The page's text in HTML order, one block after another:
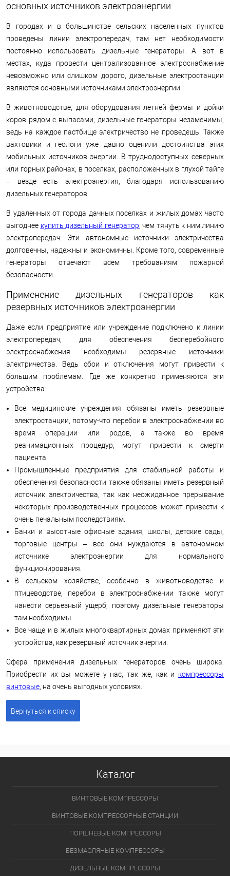
основных источников электроэнергии
В городах и в большинстве сельских населенных пунктов
проведены линии электропередач, там нет необходимости
постоянно использовать дизельные генераторы. А вот в
местах, куда провести централизованное электроснабжение
невозможно или слишком дорого, дизельные электростанции
являются основными источниками электроэнергии.
В животноводстве, для оборудования летней фермы и дойки
коров рядом с выпасами, дизельные генераторы незаменимы,
ведь на каждое пастбище электричество не проведешь. Также
вахтовики и геологи уже давно оценили достоинства этих
мобильных источников энергии. В труднодоступных северных
или горных районах, в поселках, расположенных в глухой тайге
– везде есть электроэнергия, благодаря использованию
дизельных генераторов.
В удаленных от города дачных поселках и жилых домах часто
выгоднее купить дизельный генератор, чем тянуть к ним линию
электропередач. Эти автономные источники электричества
долговечны, надежны и экономичны. Кроме того, современные
генераторы отвечают всем требованиям пожарной
безопасности.
Применение дизельных генераторов как
резервных источников электроэнергии
Даже если предприятие или учреждение подключено к линии
электропередач, для обеспечения бесперебойного
электроснабжения необходимы резервные источники
электричества. Ведь сбои и отключения могут привести к
большим проблемам. Где же конкретно применяются эти
устройства:
Все медицинские учреждения обязаны иметь резервные
электростанции, потому-что перебои в электроснабжении во
время операции или родов, а также во время
реанимационных процедур, могут привести к смерти
пациента.
Промышленные предприятия для стабильной работы и
обеспечения безопасности также обязаны иметь резервный
источник электричества, так как неожиданное прерывание
некоторых производственных процессов может привести к
очень печальным последствиям.
Банки и высотные офисные здания, школы, детские сады,
торговые центры – все они нуждаются в автономном
источнике электроэнергии для нормального
функционирования.
В сельском хозяйстве, особенно в животноводстве и
птицеводстве, перебои в электроснабжении также могут
нанести серьезный ущерб, поэтому дизельные генераторы
там необходимы.
Все чаще и в жилых многоквартирных домах применяют эти
устройства, как резервный источник энергии.
Сфера применения дизельных генераторов очень широка.
Приобрести их вы можете у нас, так же, как и компрессоры
винтовые , на очень выгодных условиях.
Вернуться к списку
Каталог
ВИНТОВЫЕ КОМПРЕССОРЫ
ВИНТОВЫЕ КОМПРЕССОРНЫЕ СТАНЦИИ
ПОРШНЕВЫЕ КОМПРЕССОРЫ
БЕЗМАСЛЯНЫЕ КОМПРЕССОРЫ
ДИЗЕЛЬНЫЕ КОМПРЕССОРЫ